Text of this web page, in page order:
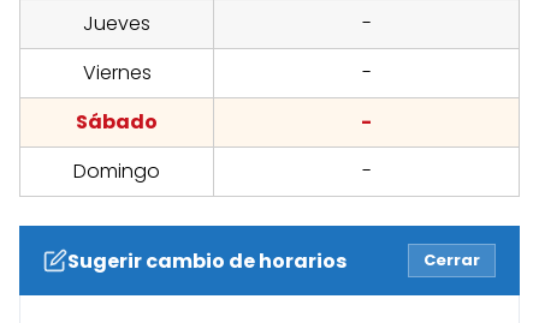
Jueves
-
Viernes
-
Sábado
-
Domingo
-
Sugerir cambio de horarios Cerrar